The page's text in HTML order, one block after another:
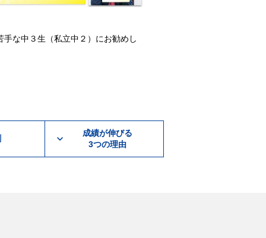
手な中３生（私立中２）にお勧めし
成績が伸びる
3つの理由